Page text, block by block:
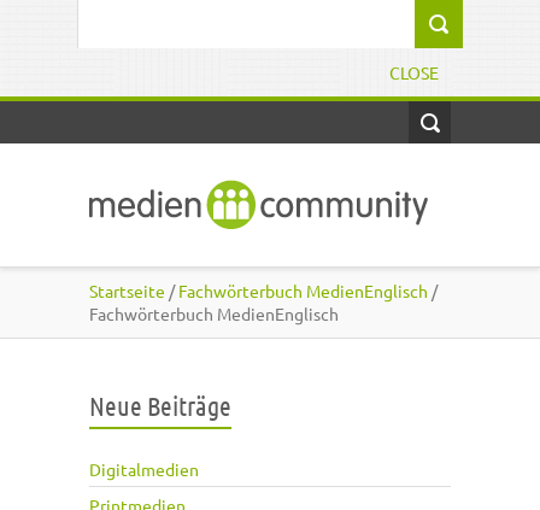
CLOSE
Startseite /Fachwörterbuch MedienEnglisch /
Fachwörterbuch MedienEnglisch
Neue Beiträge
Digitalmedien
Printmedien